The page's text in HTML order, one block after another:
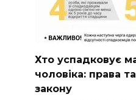
Хто успадковує
чоловіка: права
закону